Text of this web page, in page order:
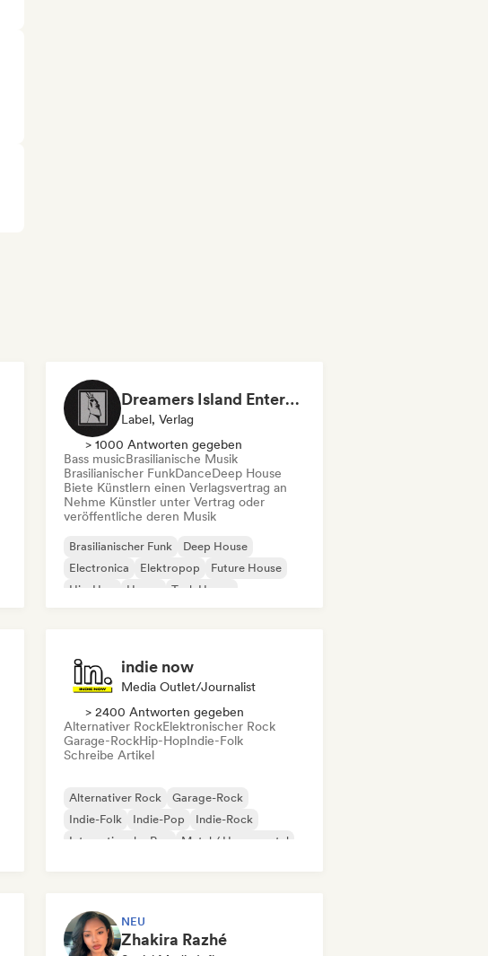
Dreamers Island Entertainment
Label, Verlag
> 1000 Antworten gegeben
Bass musicBrasilianische Musik
Brasilianischer FunkDanceDeep House
Biete Künstlern einen Verlagsvertrag an
Nehme Künstler unter Vertrag oder
veröffentliche deren Musik
Brasilianischer Funk
Deep House
Electronica
Elektropop
Future House
Hip-Hop
House Tech House
indie now
Media Outlet/Journalist
> 2400 Antworten gegeben
Alternativer RockElektronischer Rock
Garage-RockHip-HopIndie-Folk
Schreibe Artikel
Alternativer Rock
Garage-Rock
Indie-Folk
Indie-Pop
Indie-Rock
Internationaler Rap
Metal / Heavy metal
NEU
Zhakira Razhé